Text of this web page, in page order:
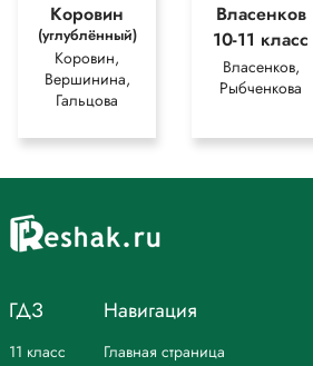
Коровин
(углублённый)
Коровин,
Вершинина,
Гальцова
Власенков
10-11 класс
Власенков,
Рыбченкова
ГДЗ
11 класс
Навигация
Главная страница